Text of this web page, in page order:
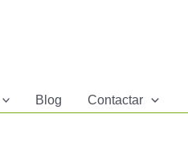
Blog Contactar